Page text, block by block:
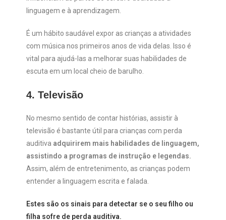
linguagem e à aprendizagem.
É um hábito saudável expor as crianças a atividades
com música nos primeiros anos de vida delas. Isso é
vital para ajudá-las a melhorar suas habilidades de
escuta em um local cheio de barulho.
4. Televisão
No mesmo sentido de contar histórias, assistir à
televisão é bastante útil para crianças com perda
auditiva adquirirem mais habilidades de linguagem,
assistindo a programas de instrução e legendas.
Assim, além de entretenimento, as crianças podem
entender a linguagem escrita e falada.
Estes são os sinais para detectar se o seu filho ou
filha sofre de perda auditiva.